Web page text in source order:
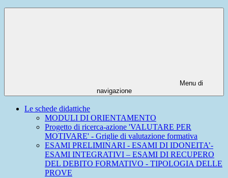
Menu di
navigazione
Le schede didattiche
MODULI DI ORIENTAMENTO
Progetto di ricerca-azione 'VALUTARE PER
MOTIVARE' - Griglie di valutazione formativa
ESAMI PRELIMINARI - ESAMI DI IDONEITA’-
ESAMI INTEGRATIVI – ESAMI DI RECUPERO
DEL DEBITO FORMATIVO - TIPOLOGIA DELLE
PROVE